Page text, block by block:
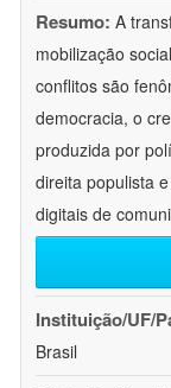
Resumo: A
mobilização
conflitos são
democracia, o
produzida por
direita populista
digitais de
Instituição/UF/
Brasil